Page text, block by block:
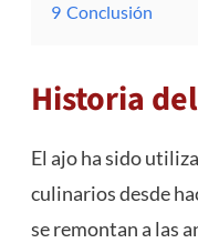
9 Conclusión
Historia
El ajo ha sido
culinarios desde
se remontan a las